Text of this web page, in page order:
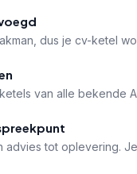
dus je cv-ketel
van alle bekende
advies tot oplevering.